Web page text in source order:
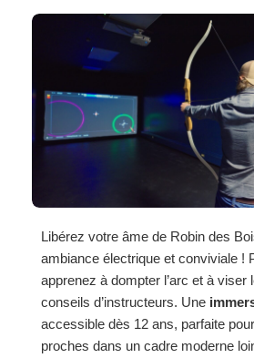
Libérez votre âme de Robin des
ambiance électrique et conviviale !
apprenez à dompter l’arc et à viser
conseils d’instructeurs. Une
accessible dès 12 ans, parfaite
proches dans un cadre moderne